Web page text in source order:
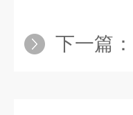
下一篇：